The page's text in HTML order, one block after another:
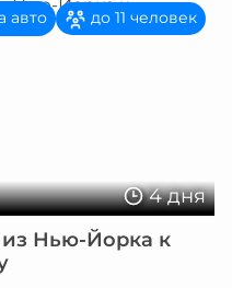
4 дня
авто до 11 человек
Нью-Йорка к